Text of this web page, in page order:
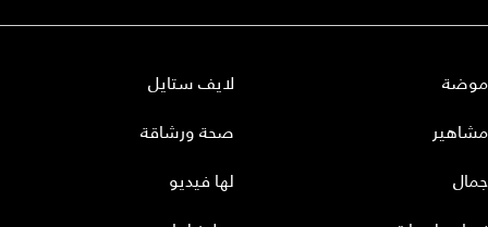
موضة
مشاهير
جمال
لايف ستايل
صحة ورشاقة
لها فيديو